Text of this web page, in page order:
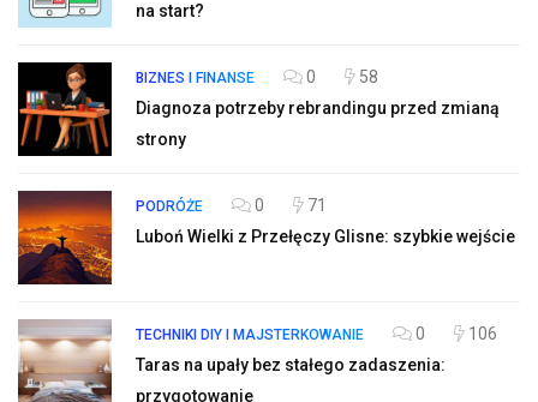
na start?
BIZNES I FINANSE 0
58
Diagnoza potrzeby rebrandingu przed zmianą
strony
PODRÓŻE 0
71
Luboń Wielki z Przełęczy Glisne: szybkie wejście
TECHNIKI DIY I MAJSTERKOWANIE 0
106
Taras na upały bez stałego zadaszenia:
przygotowanie